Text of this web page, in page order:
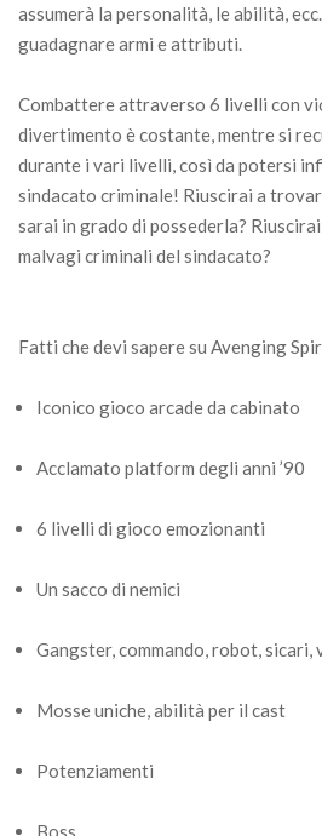
assumerà la personalità, le abilità,
guadagnare armi e attributi.
Combattere attraverso 6 livelli con
divertimento è costante, mentre si
durante i vari livelli, così da potersi
sindacato criminale! Riuscirai a
sarai in grado di possederla?
malvagi criminali del sindacato?
Fatti che devi sapere su Avenging
Iconico gioco arcade da cabinato
Acclamato platform degli anni ’90
6 livelli di gioco emozionanti
Un sacco di nemici
Gangster, commando, robot, sicari,
Mosse uniche, abilità per il cast
Potenziamenti
Boss